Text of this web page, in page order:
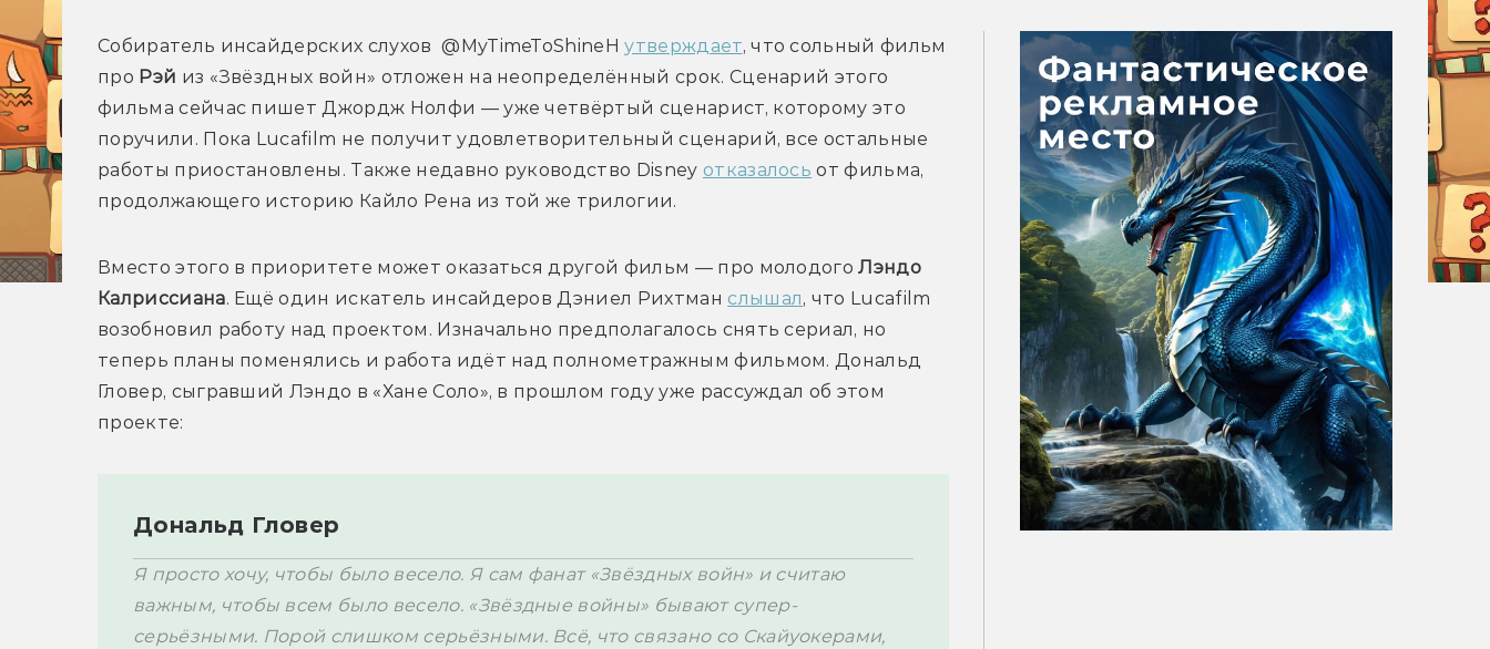
Собиратель инсайдерских слухов  @MyTimeToShineH утверждает, что сольный фильм
про Рэй из «Звёздных войн» отложен на неопределённый срок. Сценарий этого
фильма сейчас пишет Джордж Нолфи — уже четвёртый сценарист, которому это
поручили. Пока Lucafilm не получит удовлетворительный сценарий, все остальные
работы приостановлены. Также недавно руководство Disney отказалось от фильма,
Вместо этого в приоритете может оказаться другой фильм — про молодого Лэндо
Калриссиана. Ещё один искатель инсайдеров Дэниел Рихтман слышал, что Lucafilm
возобновил работу над проектом. Изначально предполагалось снять сериал, но
теперь планы поменялись и работа идёт над полнометражным фильмом. Дональд
Гловер, сыгравший Лэндо в «Хане Соло», в прошлом году уже рассуждал об этом
Дональд Гловер
Я просто хочу, чтобы было весело. Я сам фанат «Звёздных войн» и считаю
важным, чтобы всем было весело. «Звёздные войны» бывают супер-
серьёзными. Порой слишком серьёзными. Всё, что связано со Скайуокерами,